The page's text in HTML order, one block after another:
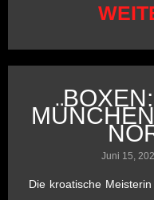
Juni 15,
Die kroatische